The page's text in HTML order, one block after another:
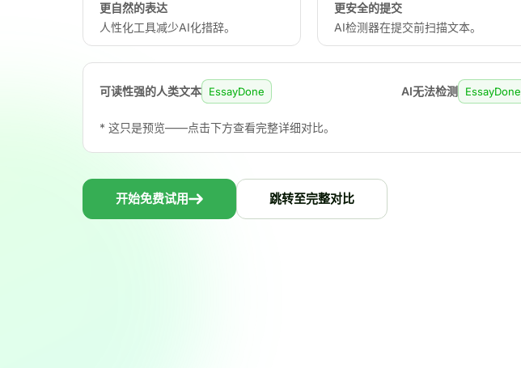
更自然的表达
人性化工具减少AI化措辞。
更安全的提交
AI检测器在提交前扫描文本。
可读性强的人类文本 EssayDone AI无法检测 EssayDone
* 这只是预览——点击下方查看完整详细对比。
开始免费试用 跳转至完整对比